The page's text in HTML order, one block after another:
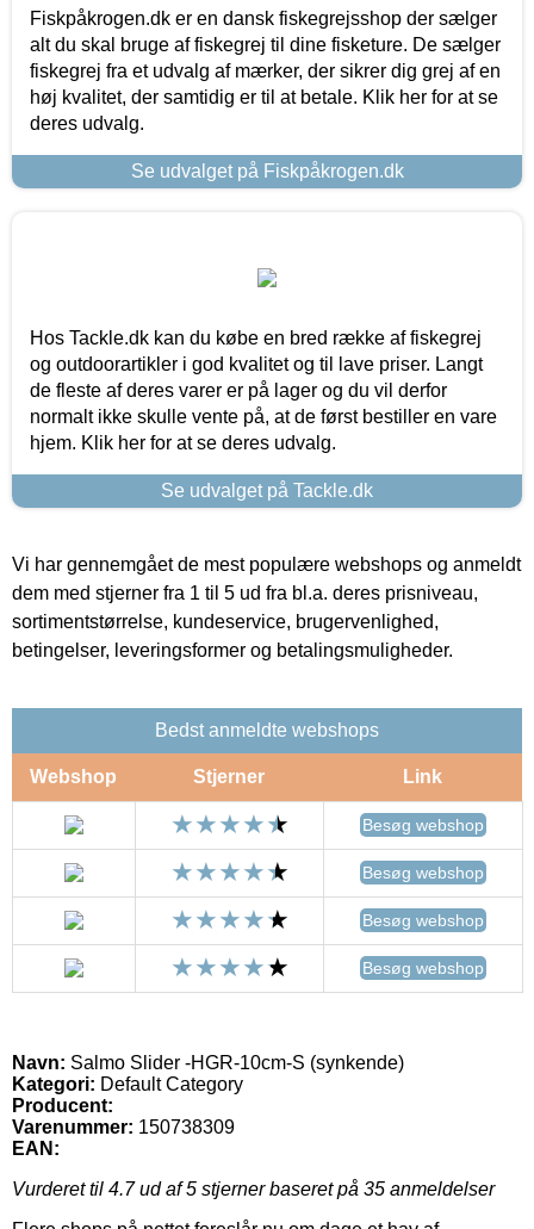
Fiskpåkrogen.dk er en dansk fiskegrejsshop der sælger
alt du skal bruge af fiskegrej til dine fisketure. De sælger
fiskegrej fra et udvalg af mærker, der sikrer dig grej af en
høj kvalitet, der samtidig er til at betale. Klik her for at se
deres udvalg.
Se udvalget på Fiskpåkrogen.dk
Hos Tackle.dk kan du købe en bred række af fiskegrej
og outdoorartikler i god kvalitet og til lave priser. Langt
de fleste af deres varer er på lager og du vil derfor
normalt ikke skulle vente på, at de først bestiller en vare
hjem. Klik her for at se deres udvalg.
Se udvalget på Tackle.dk
Vi har gennemgået de mest populære webshops og anmeldt
dem med stjerner fra 1 til 5 ud fra bl.a. deres prisniveau,
sortimentstørrelse, kundeservice, brugervenlighed,
betingelser, leveringsformer og betalingsmuligheder.
Bedst anmeldte webshops
Webshop Stjerner Link
Besøg webshop
Besøg webshop
Besøg webshop
Besøg webshop
Navn: Salmo Slider -HGR-10cm-S (synkende)
Kategori: Default Category
Producent:
Varenummer: 150738309
EAN:
Vurderet til 4.7ud af 5 stjerner baseret på 35 anmeldelser